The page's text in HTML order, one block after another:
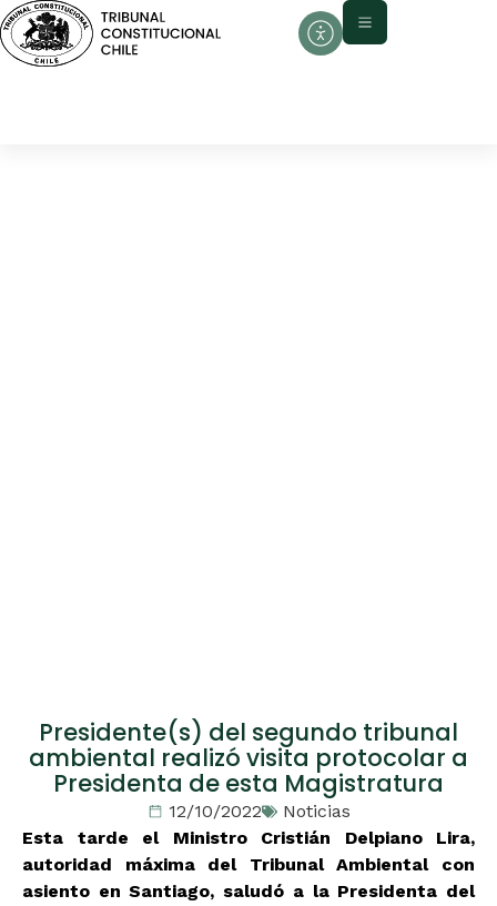
Presidente(s) del segundo tribunal
ambiental realizó visita protocolar a
Presidenta de esta Magistratura
12/10/2022
Noticias
Esta tarde el Ministro Cristián Delpiano Lira,
autoridad máxima del Tribunal Ambiental con
asiento en Santiago, saludó a la Presidenta del